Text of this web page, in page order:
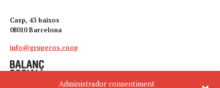
Administrador consentiment
Casp, 43 baixos
08010 Barcelona
info@grupecos.coop